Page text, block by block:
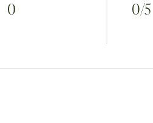
0 0/5